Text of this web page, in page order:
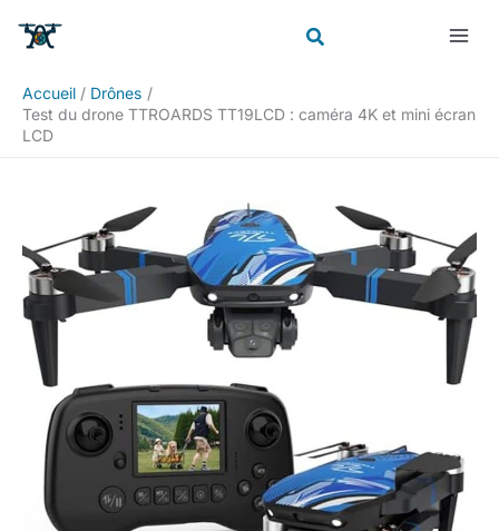
Accueil
Drônes
Test du drone TTROARDS TT19LCD : caméra 4K et mini écran
LCD